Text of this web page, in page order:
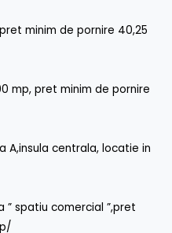
minim de pornire 40,25
mp, pret minim de pornire
A,insula centrala, locatie in
” spatiu comercial ”,pret